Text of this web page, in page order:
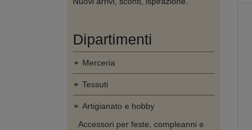
Dipartimenti
Merceria
Tessuti
Artigianato e hobby
Accessori per feste, compleanni e